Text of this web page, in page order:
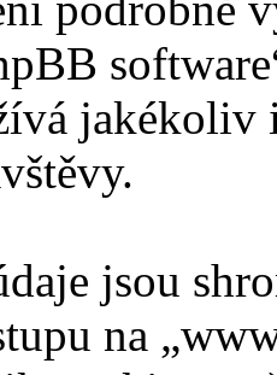
jakékoliv
jsou
na